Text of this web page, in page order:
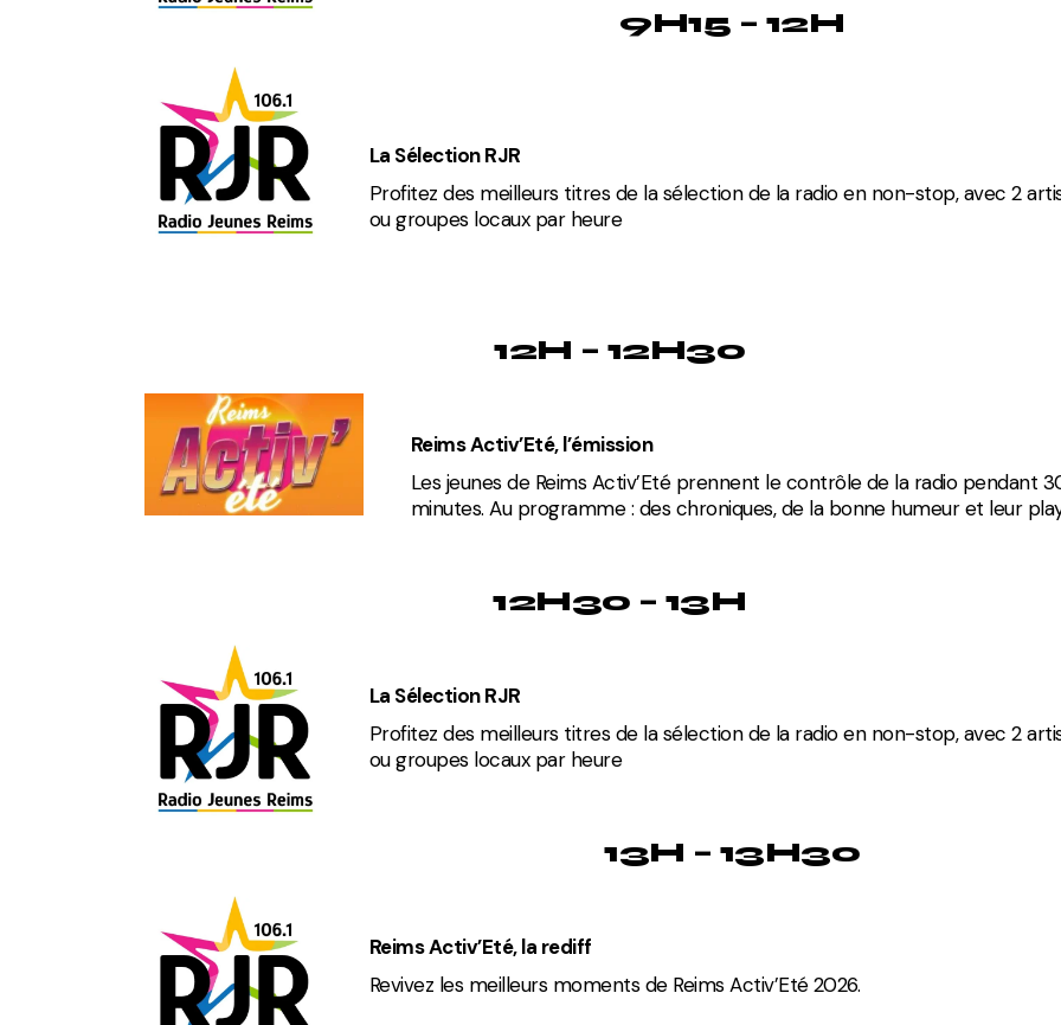
9H15 – 12H
La Sélection RJR
Profitez des meilleurs titres de la sélection de la radio en non-stop, avec 2
ou groupes locaux par heure
12H – 12H30
Reims Activ’Eté, l’émission
Les jeunes de Reims Activ’Eté prennent le contrôle de la radio pendant
minutes. Au programme : des chroniques, de la bonne humeur et leur
12H30 – 13H
La Sélection RJR
Profitez des meilleurs titres de la sélection de la radio en non-stop, avec 2
ou groupes locaux par heure
13H – 13H30
Reims Activ’Eté, la rediff
Revivez les meilleurs moments de Reims Activ’Eté 2026.